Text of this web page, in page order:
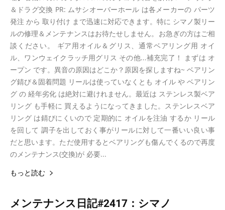
＆ドラグ交換 PR: ムサシオーバーホール は各メーカーの パーツ
発注 から 取り付け まで迅速に対応できます。特に シマノ製リー
ルの修理＆メンテナンスはお待たせしません。お急ぎの方はご相
談ください。 ギア用オイル＆グリス、通常ベアリング用 オイ
ル、ワンウェイクラッチ用グリス その他...補充完了！ まずは オ
ープン です。異音の原因はどこか？原因を探しますね~ ベアリン
グ錆び＆固着問題 リールは使っていなくとも オイル や ベアリン
グ の 経年劣化 は絶対に避けれません。最近は ステンレス製ベア
リング も手軽に 買えるようになってきました。ステンレスベア
リング は錆びにくいので 定期的に オイルを注油 するか リール
を回して 調子を出しておく事がリールに対して一番いい良い事
だと思います。ただ使用するとベアリングも傷んでくるので再度
のメンテナンス(交換)が 必要...
もっと読む
メンテナンス日記#2417：シマノ